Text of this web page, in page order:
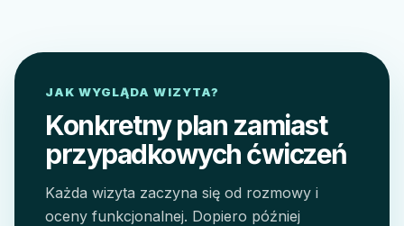
JAK WYGLĄDA WIZYTA?
Konkretny plan zamiast
przypadkowych ćwiczeń
Każda wizyta zaczyna się od rozmowy i
oceny funkcjonalnej. Dopiero później